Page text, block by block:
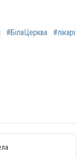
#БілаЦерква #лікарі